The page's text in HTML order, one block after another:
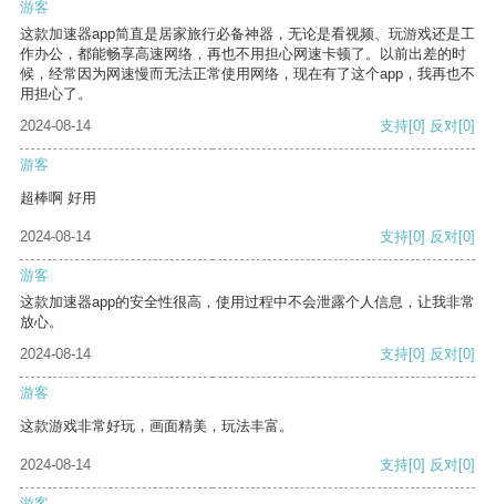
游客
这款加速器app简直是居家旅行必备神器，无论是看视频、玩游戏还是工
作办公，都能畅享高速网络，再也不用担心网速卡顿了。以前出差的时
候，经常因为网速慢而无法正常使用网络，现在有了这个app，我再也不
用担心了。
2024-08-14
支持[0] 反对[0]
游客
超棒啊 好用
2024-08-14 支持[0] 反对[0]
游客
这款加速器app的安全性很高，使用过程中不会泄露个人信息，让我非常
放心。
2024-08-14
支持[0] 反对[0]
游客
这款游戏非常好玩，画面精美，玩法丰富。
2024-08-14 支持[0] 反对[0]